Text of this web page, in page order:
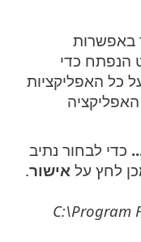
באפשרות
הנפתח כדי
כל האפליקציות
כדי לבחור נתיב
לחץ על אישור.
C:\Program